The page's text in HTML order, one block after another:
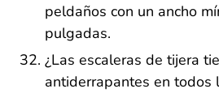
peldaños con un ancho
pulgadas.
¿Las escaleras de tijera
antiderrapantes en todos